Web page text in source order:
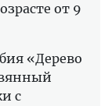
от 9
«Дерево
с